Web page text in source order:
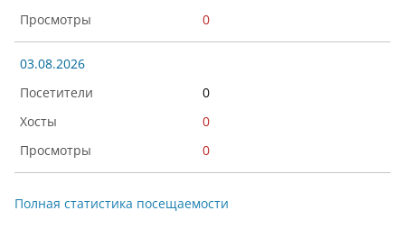
0
03.08.2026
0
0
0
Полная статистика посещаемости